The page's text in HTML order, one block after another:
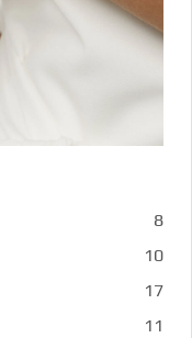
8
10
17
11